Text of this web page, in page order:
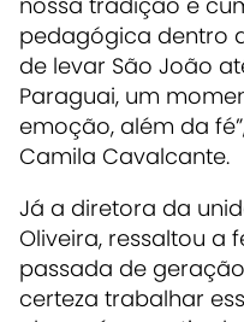
pedagógica dentro
de levar São João
Paraguai, um
emoção, além da
Camila Cavalcante.
Já a diretora da
Oliveira, ressaltou a
passada de
certeza trabalhar